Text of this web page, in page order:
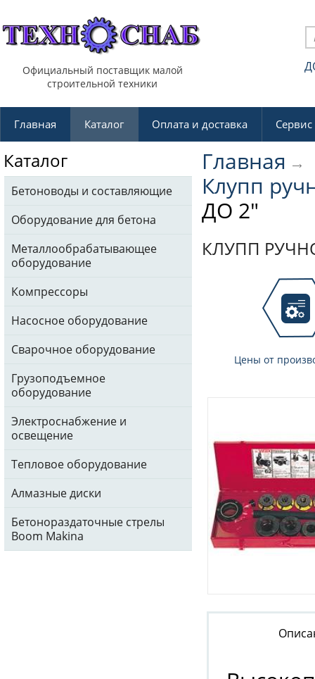
Официальный поставщик малой
строительной техники
Главная Каталог Оплата и доставка
Каталог
Бетоноводы и составляющие
Оборудование для бетона
Металлообрабатывающее
оборудование
Компрессоры
Насосное оборудование
Сварочное оборудование
Грузоподъемное
оборудование
Электроснабжение и
освещение
Тепловое оборудование
Алмазные диски
Бетонораздаточные стрелы
Boom Makina
Главная
Клупп
ДО 2"
КЛУПП
Цены от